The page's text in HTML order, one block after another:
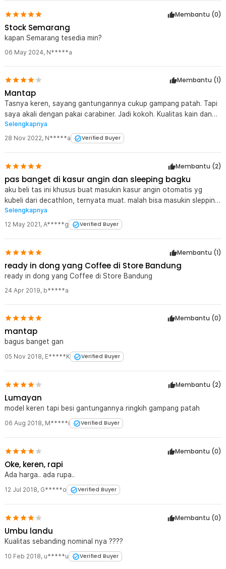
Membantu (0)
Stock Semarang
kapan Semarang tesedia min?
06 May 2024, N*****a
Membantu (1)
Mantap
Tasnya keren, sayang gantungannya cukup gampang patah. Tapi
saya akali dengan pakai carabiner. Jadi kokoh. Kualitas kain dan
jahitan sih bagus banget.
Selengkapnya
28 Nov 2022, N*****a Verified Buyer
Membantu (2)
pas banget di kasur angin dan sleeping bagku
aku beli tas ini khusus buat masukin kasur angin otomatis yg
kubeli dari decathlon, ternyata muat. malah bisa masukin slepping
bag deuter + bantal tiup decathlon juga. jadi praktir bisa
backpacker dan tidur di bandara hahaha
Selengkapnya
12 May 2021, A*****g Verified Buyer
Membantu (1)
ready in dong yang Coffee di Store Bandung
ready in dong yang Coffee di Store Bandung
24 Apr 2019, b*****a
Membantu (0)
mantap
bagus banget gan
05 Nov 2018, E*****K Verified Buyer
Membantu (2)
Lumayan
model keren tapi besi gantungannya ringkih gampang patah
06 Aug 2018, M*****i Verified Buyer
Membantu (0)
Oke, keren, rapi
Ada harga.. ada rupa..
12 Jul 2018, G*****o Verified Buyer
Membantu (0)
Umbu landu
Kualitas sebanding nominal nya ????
10 Feb 2018, u*****u Verified Buyer